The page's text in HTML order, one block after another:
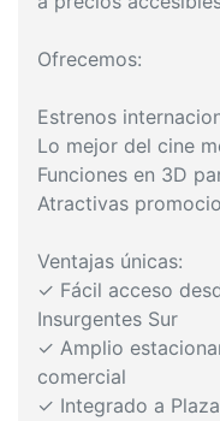
Ofrecemos:
Estrenos
Lo mejor del cine
Funciones en 3D
Atractivas
Ventajas únicas:
✓ Fácil acceso
Insurgentes Sur
✓ Amplio
comercial
✓ Integrado a